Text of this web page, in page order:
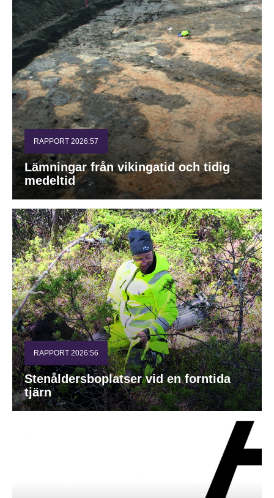
RAPPORT 2026:57
Lämningar från vikingatid och tidig
medeltid
RAPPORT 2026:56
Stenåldersboplatser vid en forntida
tjärn